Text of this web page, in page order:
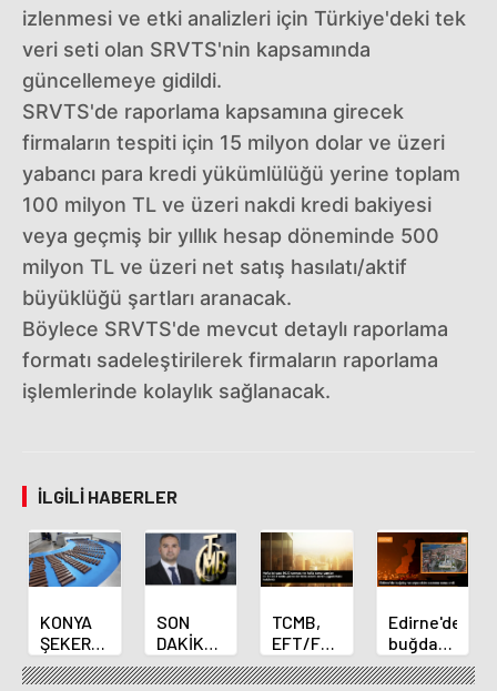
izlenmesi ve etki analizleri için Türkiye'deki tek
veri seti olan SRVTS'nin kapsamında
güncellemeye gidildi.
SRVTS'de raporlama kapsamına girecek
firmaların tespiti için 15 milyon dolar ve üzeri
yabancı para kredi yükümlülüğü yerine toplam
100 milyon TL ve üzeri nakdi kredi bakiyesi
veya geçmiş bir yıllık hesap döneminde 500
milyon TL ve üzeri net satış hasılatı/aktif
büyüklüğü şartları aranacak.
Böylece SRVTS'de mevcut detaylı raporlama
formatı sadeleştirilerek firmaların raporlama
işlemlerinde kolaylık sağlanacak.
İLGILI HABERLER
KONYA
ŞEKER
YILLIK 7
BİN 500
SON
DAKİKA
HABERİ:
Yeni
TCMB,
EFT/FAST
işlemleri
için
Edirne'de
buğday
ve arpa
ekim